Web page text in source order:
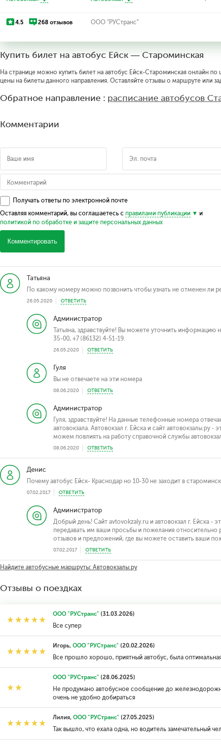
4.5 268 отзывов ООО "РУСтранс"
Купить билет на автобус Ейск — Староминская
На странице можно купить билет на автобус Ейск-Староминская онлайн по
цены на билеты данного направления. Оставляйте отзывы о маршруте или
Обратное направление : расписание автобусов
Комментарии
Получать ответы по электронной почте
Оставляя комментарий, вы соглашаетесь с правилами публикации
и
политикой по обработке и защите персональных данных
Комментировать
Татьяна
По какому номеру можно позвонить чтобы узнать не отменен ли
26.05.2020 ОТВЕТИТЬ
Администратор
Татьяна, здравствуйте! Вы можете уточнить информацию
35-00, +7 (86132) 4-51-19.
26.05.2020 ОТВЕТИТЬ
Гуля
Вы не отвечаете на эти номера
08.06.2020 ОТВЕТИТЬ
Администратор
Гуля, здравствуйте! На данные телефонные номера
автовокзала. Автовокзал г. Ейска и сайт автовокзалы.ру
можем повлиять на работу справочной службы
08.06.2020 ОТВЕТИТЬ
Денис
Почему автобус Ейск- Краснодар но 10-30 не заходит в
07.02.2017 ОТВЕТИТЬ
Администратор
Добрый день! Сайт avtovokzaly.ru и автовокзал г. Ейска -
передавать им ваши просьбы и пожелания относительно
отзывов и предложений, где вы можете оставить ваши
07.02.2017 ОТВЕТИТЬ
Найдите автобусные маршруты: Автовокзалы.ру
Отзывы о поездках
ООО "РУСтранс" (31.03.2026)
Все супер
Игорь, ООО "РУСтранс" (20.02.2026)
Все прошло хорошо, приятный автобус, была
ООО "РУСтранс" (28.06.2025)
Не продумано автобусное сообщение до
очень не удобно добираться
Лилия, ООО "РУСтранс" (27.05.2025)
Так вышло, что ехала одна, но водитель замечательный